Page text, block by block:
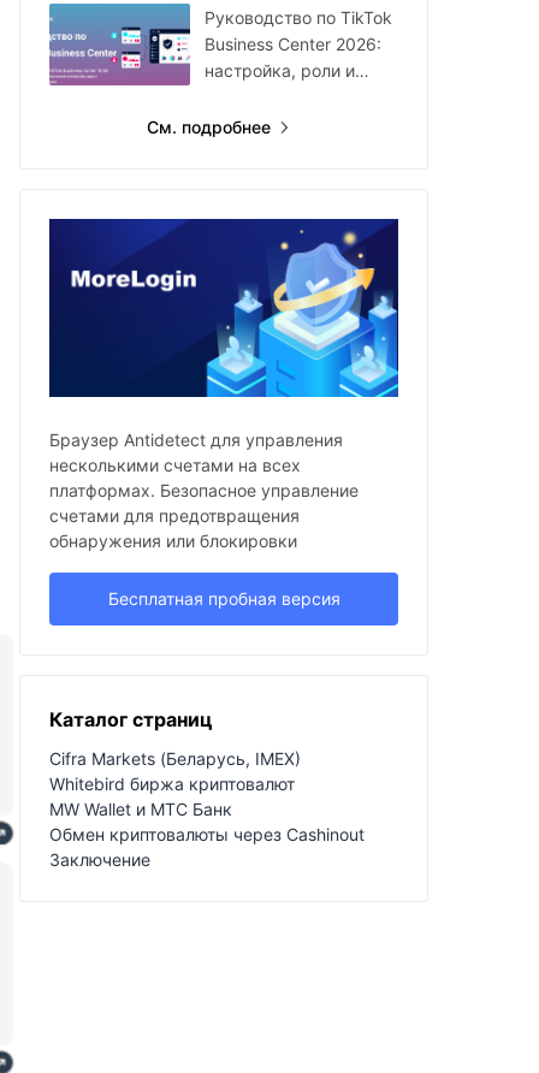
году
Руководство по TikTok
Business Center 2026:
настройка, роли и
См. подробнее
Браузер Antidetect для управления
несколькими счетами на всех
платформах. Безопасное управление
счетами для предотвращения
обнаружения или блокировки
Бесплатная пробная версия
Каталог страниц
Cifra Markets (Беларусь, IMEX)
Whitebird биржа криптовалют
MW Wallet и МТС Банк
Обмен криптовалюты через Cashinout
Заключение